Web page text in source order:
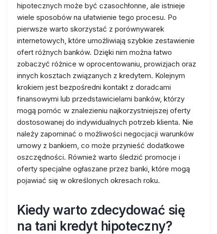
hipotecznych może być czasochłonne, ale istnieje
wiele sposobów na ułatwienie tego procesu. Po
pierwsze warto skorzystać z porównywarek
internetowych, które umożliwiają szybkie zestawienie
ofert różnych banków. Dzięki nim można łatwo
zobaczyć różnice w oprocentowaniu, prowizjach oraz
innych kosztach związanych z kredytem. Kolejnym
krokiem jest bezpośredni kontakt z doradcami
finansowymi lub przedstawicielami banków, którzy
mogą pomóc w znalezieniu najkorzystniejszej oferty
dostosowanej do indywidualnych potrzeb klienta. Nie
należy zapominać o możliwości negocjacji warunków
umowy z bankiem, co może przynieść dodatkowe
oszczędności. Również warto śledzić promocje i
oferty specjalne ogłaszane przez banki, które mogą
pojawiać się w określonych okresach roku.
Kiedy warto zdecydować się
na tani kredyt hipoteczny?